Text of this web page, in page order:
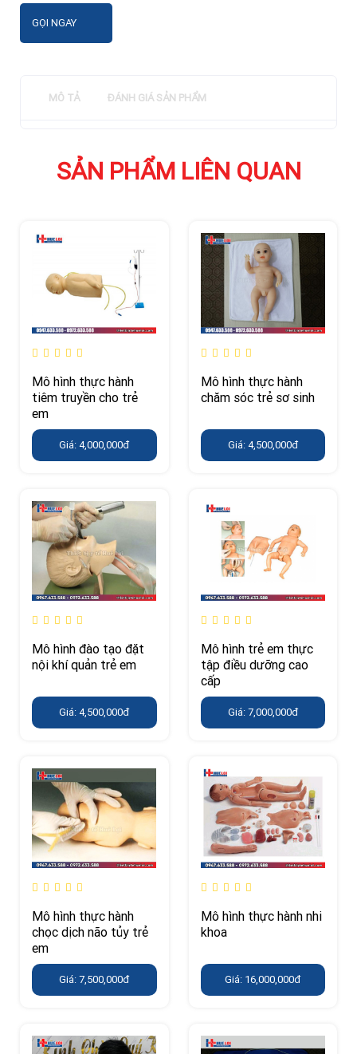
GỌI NGAY
MÔ TẢ ĐÁNH GIÁ SẢN PHẨM
SẢN PHẨM LIÊN QUAN
Mô hình thực hành
tiêm truyền cho trẻ
em
Giá: 4,000,000đ
Mô hình thực hành
chăm sóc trẻ sơ sinh
Giá: 4,500,000đ
Mô hình đào tạo đặt
nội khí quản trẻ em
Giá: 4,500,000đ
Mô hình trẻ em thực
tập điều dưỡng cao
cấp
Giá: 7,000,000đ
Mô hình thực hành
chọc dịch não tủy trẻ
em
Giá: 7,500,000đ
Mô hình thực hành nhi
khoa
Giá: 16,000,000đ